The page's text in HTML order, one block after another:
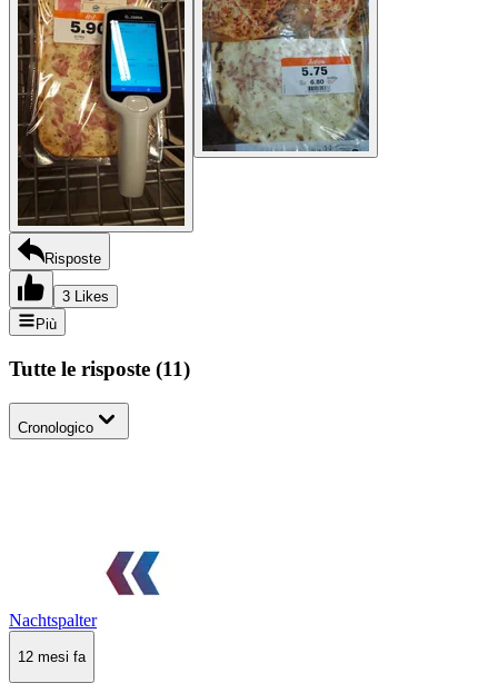
Risposte
3 Likes
Più
Tutte le risposte (11)
Cronologico
Nachtspalter
12 mesi fa